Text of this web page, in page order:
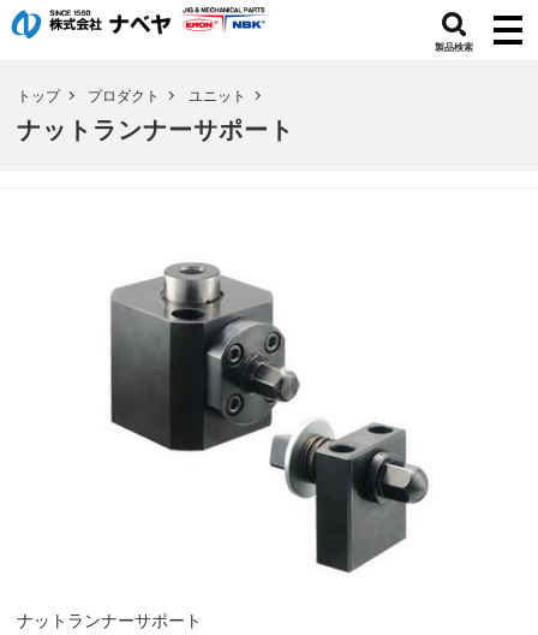
製品検索
トップ プロダクト ユニット
ナットランナーサポート
ナットランナーサポート